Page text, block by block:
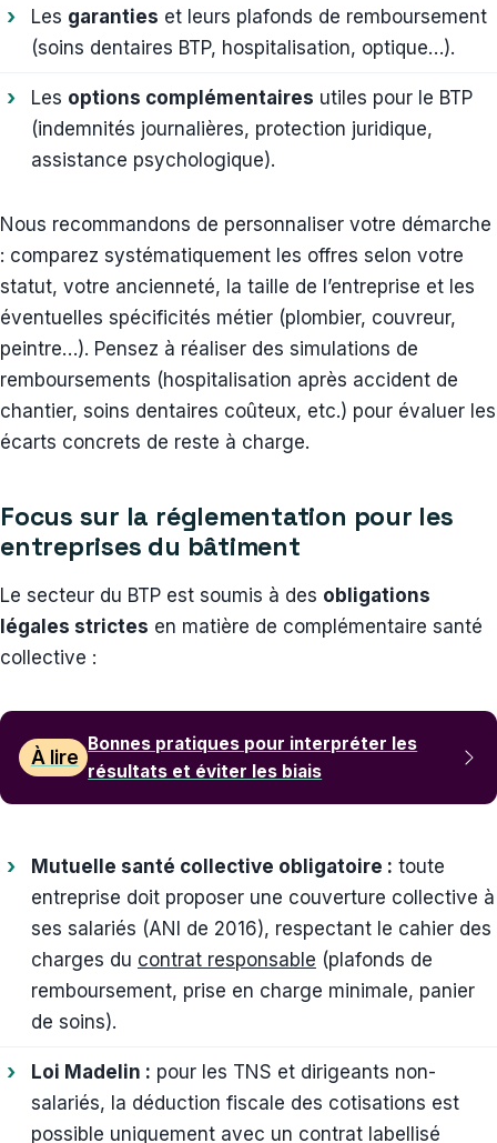
Les garanties et leurs plafonds de remboursement
(soins dentaires BTP, hospitalisation, optique…).
Les options complémentaires utiles pour le BTP
(indemnités journalières, protection juridique,
assistance psychologique).
Nous recommandons de personnaliser votre démarche
: comparez systématiquement les offres selon votre
statut, votre ancienneté, la taille de l’entreprise et les
éventuelles spécificités métier (plombier, couvreur,
peintre…). Pensez à réaliser des simulations de
remboursements (hospitalisation après accident de
chantier, soins dentaires coûteux, etc.) pour évaluer les
écarts concrets de reste à charge.
Focus sur la réglementation pour les
entreprises du bâtiment
Le secteur du BTP est soumis à des obligations
légales strictes en matière de complémentaire santé
collective :
À lire
Bonnes pratiques pour interpréter les
résultats et éviter les biais
Mutuelle santé collective obligatoire : toute
entreprise doit proposer une couverture collective à
ses salariés (ANI de 2016), respectant le cahier des
charges du contrat responsable (plafonds de
remboursement, prise en charge minimale, panier
de soins).
Loi Madelin : pour les TNS et dirigeants non-
salariés, la déduction fiscale des cotisations est
possible uniquement avec un contrat labellisé